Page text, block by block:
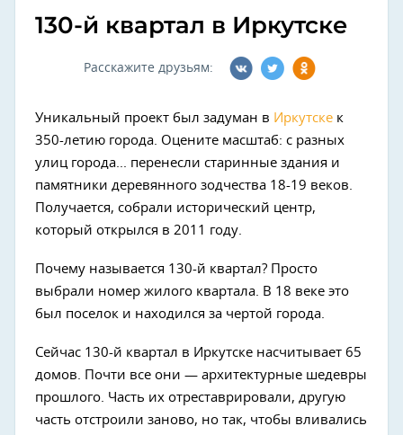
130-й квартал в Иркутске
Расскажите друзьям:
Уникальный проект был задуман в Иркутске к
350-летию города. Оцените масштаб: с разных
улиц города... перенесли старинные здания и
памятники деревянного зодчества 18-19 веков.
Получается, собрали исторический центр,
который открылся в 2011 году.
Почему называется 130-й квартал? Просто
выбрали номер жилого квартала. В 18 веке это
был поселок и находился за чертой города.
Сейчас 130-й квартал в Иркутске насчитывает 65
домов. Почти все они — архитектурные шедевры
прошлого. Часть их отреставрировали, другую
часть отстроили заново, но так, чтобы вливались